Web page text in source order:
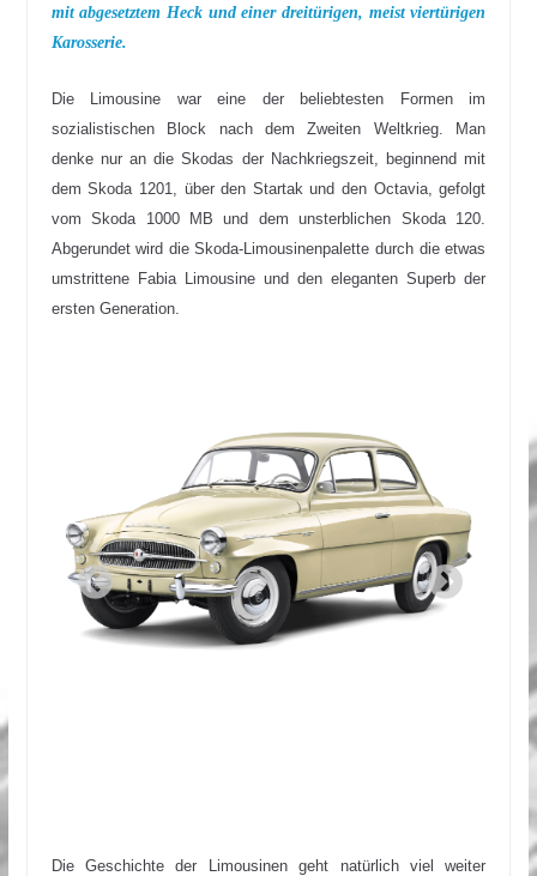
mit abgesetztem Heck und einer dreitürigen, meist viertürigen
Karosserie.
Die Limousine war eine der beliebtesten Formen im
sozialistischen Block nach dem Zweiten Weltkrieg. Man
denke nur an die Skodas der Nachkriegszeit, beginnend mit
dem Skoda 1201, über den Startak und den Octavia, gefolgt
vom Skoda 1000 MB und dem unsterblichen Skoda 120.
Abgerundet wird die Skoda-Limousinenpalette durch die etwas
umstrittene Fabia Limousine und den eleganten Superb der
ersten Generation.
Die Geschichte der Limousinen geht natürlich viel weiter